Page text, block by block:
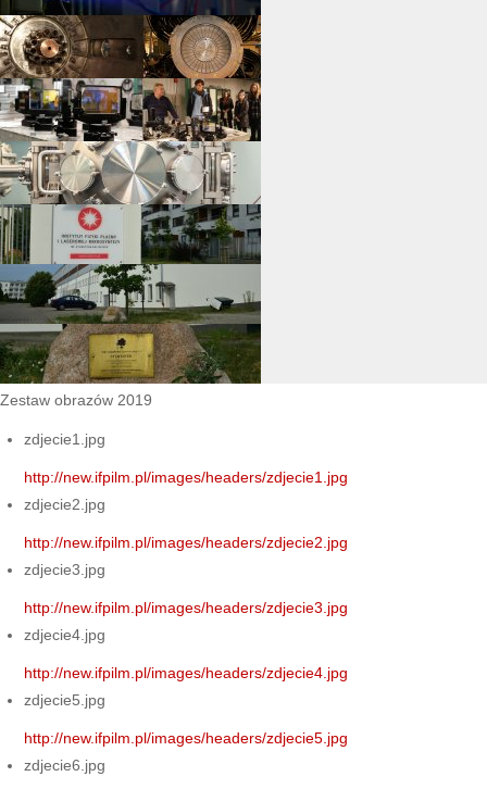
Zestaw obrazów 2019
zdjecie1.jpg
http://new.ifpilm.pl/images/headers/zdjecie1.jpg
zdjecie2.jpg
http://new.ifpilm.pl/images/headers/zdjecie2.jpg
zdjecie3.jpg
http://new.ifpilm.pl/images/headers/zdjecie3.jpg
zdjecie4.jpg
http://new.ifpilm.pl/images/headers/zdjecie4.jpg
zdjecie5.jpg
http://new.ifpilm.pl/images/headers/zdjecie5.jpg
zdjecie6.jpg